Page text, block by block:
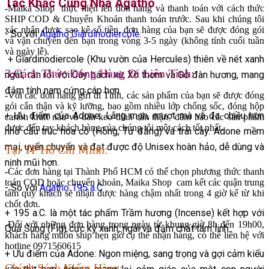
Tác Khác Cùng Nhà Agatho
- So vớiAgatho Giardinodiercole:
+ Giardinodiercole (Khu vườn của Hercules) thiên về nét xanh
ngát, rắn rỏi với Cây bách xù, Xô thơm và Gỗ đàn hương, mang
đậm tính nam cứng cáp hơn.
+ Ưu điểm của Adone: Lãng mạn, mượt mà và đa chiều hơn
nhờ cấu trúc hoa cỏ (Hồng, Tử đằng) và trái cây. Adone mềm
mại, uyển chuyển và đạt được độ Unisex hoàn hảo, dễ dùng và
nịnh mũi hơn.
- So vớiAgatho 195 a.C
+ 195 a.C. là một tác phẩm Trầm hương (Incense) kết hợp với
Quả Sung (Fig) cực kỳ xanh, ngái và đậm chất tâm linh.
+ Ưu điểm của Adone: Ngon miệng, sang trọng và gợi cảm kiểu
-Maika Shop thực hiện lên đơn hàng và thanh toán với cách thức
SHIP COD & Chuyển Khoản thanh toán trước. Sau khi chúng tôi
xác nhận được sao kê số tiền, đơn hàng của bạn sẽ được đóng gói
và vận chuyển đến bạn trong vòng 3-5 ngày (không tính cuối tuần
và ngày lễ).
3.Cách Thức Đóng Hàng Đi Liên Tỉnh:
-Với các đơn hàng gửi đi Tỉnh, các sản phẩm của bạn sẽ được đóng
gói cẩn thận và kỹ lưỡng, bao gồm nhiều lớp chống sốc, đóng hộp
carton kraft nâu và dán keo dính cẩn thận đảm bảo các sản phẩm
được đến tay khách hàng của chúng tôi một cách tốt nhất.
Tại TP Hồ Chí Minh:
-Các đơn hàng tại Thành Phố HCM có thể chọn phương thức thanh
toán COD hoặc chuyển khoản, Maika Shop cam kết các quận trung
tâm quý khách sẽ nhận được hàng chậm nhất trong 4 giờ kể từ khi
chốt đơn.
-Đối với những đơn hàng trong ngày từ khung giờ 8h đến 19h00,
khách hàng muốn ship hẹn giờ cụ thể nhận hàng, có thể liên hệ với
hotline 0971560615